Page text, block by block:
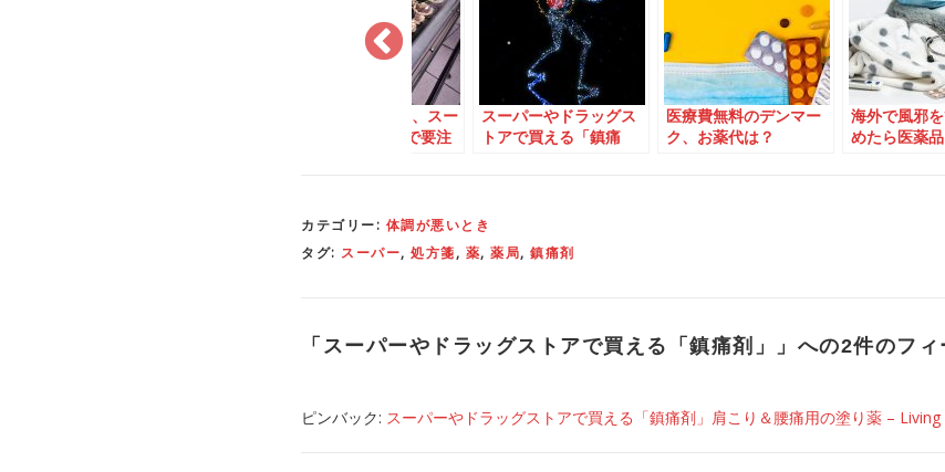
12月24～26日は、スー
パーが休みなので要注
スーパーやドラッグス
トアで買える「鎮痛
医療費無料のデンマー
ク、お薬代は？
海外で風邪
めたら医薬
カテゴリー: 体調が悪いとき
タグ: スーパー, 処方箋, 薬, 薬局, 鎮痛剤
「 スーパーやドラッグストアで買える「鎮痛剤」 」への2件のフ
ピンバック: スーパーやドラッグストアで買える「鎮痛剤」肩こり＆腰痛用の塗り薬 –